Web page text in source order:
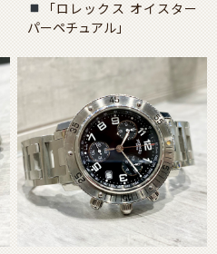
「ロレックス オイスター
パーペチュアル」